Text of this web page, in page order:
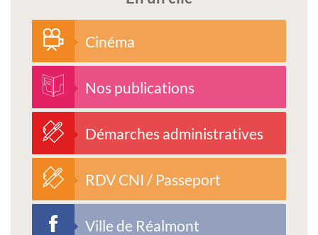
Cinéma
Nos publications
Démarches administratives
RDV CNI / Passeport
Ville de Réalmont